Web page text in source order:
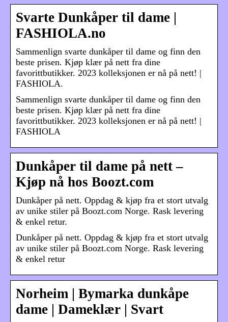
Svarte Dunkåper til dame |
FASHIOLA.no
Sammenlign svarte dunkåper til dame og finn den
beste prisen. Kjøp klær på nett fra dine
favorittbutikker. 2023 kolleksjonen er nå på nett! |
FASHIOLA.
Sammenlign svarte dunkåper til dame og finn den
beste prisen. Kjøp klær på nett fra dine
favorittbutikker. 2023 kolleksjonen er nå på nett! |
FASHIOLA
Dunkåper til dame på nett –
Kjøp nå hos Boozt.com
Dunkåper på nett. Oppdag & kjøp fra et stort utvalg
av unike stiler på Boozt.com Norge. Rask levering
& enkel retur.
Dunkåper på nett. Oppdag & kjøp fra et stort utvalg
av unike stiler på Boozt.com Norge. Rask levering
& enkel retur
Norheim | Bymarka dunkåpe
dame | Dameklær | Svart